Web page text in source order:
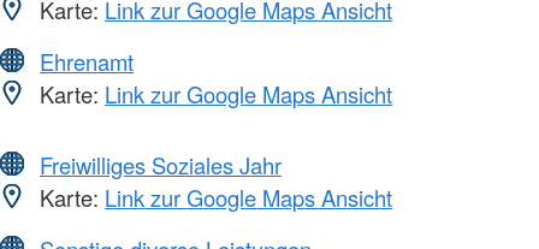
Karte: Link zur Google Maps Ansicht
Ehrenamt
Karte: Link zur Google Maps Ansicht
Freiwilliges Soziales Jahr
Karte: Link zur Google Maps Ansicht